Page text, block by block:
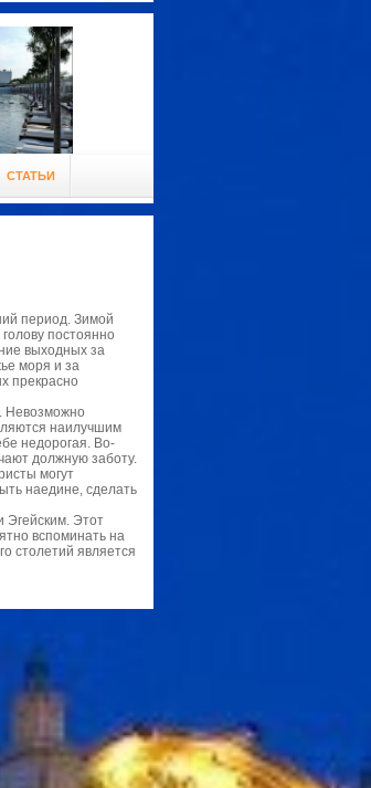
СТАТЬИ
период. Зимой
постоянно
выходных за
моря и за
прекрасно
Невозможно
наилучшим
недорогая. Во-
должную заботу.
могут
наедине, сделать
Этот
вспоминать на
столетий является